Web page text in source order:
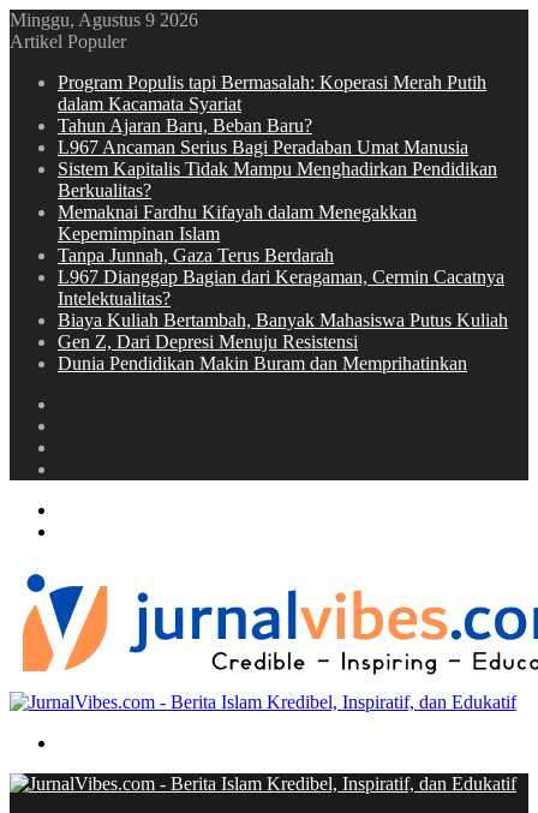
Minggu, Agustus 9 2026
Artikel Populer
Program Populis tapi Bermasalah: Koperasi Merah Putih
dalam Kacamata Syariat
Tahun Ajaran Baru, Beban Baru?
L967 Ancaman Serius Bagi Peradaban Umat Manusia
Sistem Kapitalis Tidak Mampu Menghadirkan Pendidikan
Berkualitas?
Memaknai Fardhu Kifayah dalam Menegakkan
Kepemimpinan Islam
Tanpa Junnah, Gaza Terus Berdarah
L967 Dianggap Bagian dari Keragaman, Cermin Cacatnya
Intelektualitas?
Biaya Kuliah Bertambah, Banyak Mahasiswa Putus Kuliah
Gen Z, Dari Depresi Menuju Resistensi
Dunia Pendidikan Makin Buram dan Memprihatinkan